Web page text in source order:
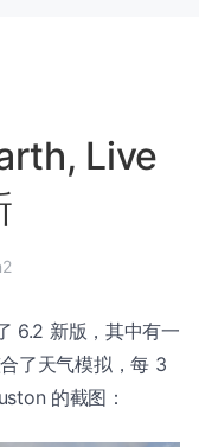
Live
6.2 新版，其中有一
了天气模拟，每 3
的截图：